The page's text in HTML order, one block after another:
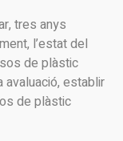
tres anys
l’estat del
de plàstic
avaluació, establir
de plàstic